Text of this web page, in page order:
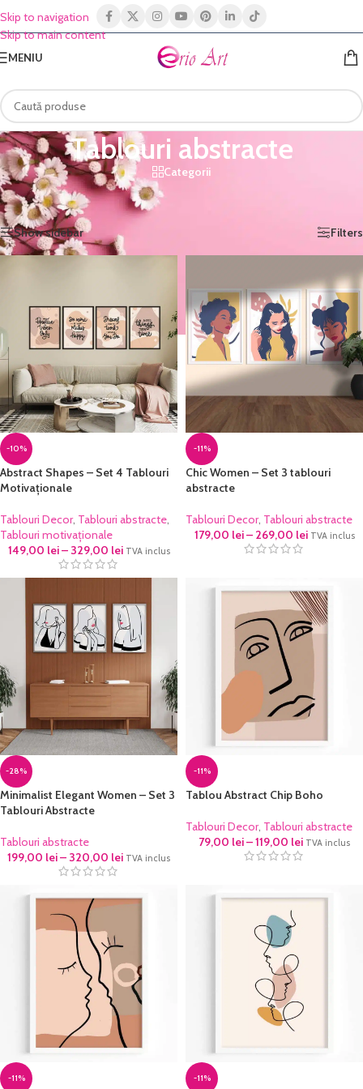
Skip to navigation
Skip to main content
MENIU
Tablouri abstracte
Categorii
Prima pagină/Shop/Tablouri Decor
Afișez 13 - 13 din 13 rezultate
Show sidebar
Filters
-10%
Abstract Shapes – Set 4 Tablouri
Motivaționale
Tablouri Decor, Tablouri abstracte,
Tablouri motivaționale
149,00 lei– 329,00 lei TVA inclus
-11%
Chic Women – Set 3 tablouri
abstracte
Tablouri Decor, Tablouri abstracte
179,00 lei– 269,00 lei TVA inclus
-28%
Minimalist Elegant Women – Set 3
Tablouri Abstracte
Tablouri abstracte
199,00 lei– 320,00 lei TVA inclus
-11%
Tablou Abstract Chip Boho
Tablouri Decor, Tablouri abstracte
79,00 lei–119,00 lei TVA inclus
-11% -11%